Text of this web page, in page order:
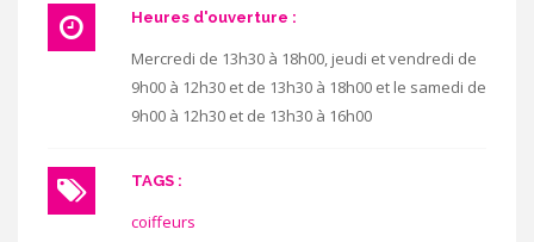
Heures d'ouverture :
Mercredi de 13h30 à 18h00, jeudi et vendredi de
9h00 à 12h30 et de 13h30 à 18h00 et le samedi de
9h00 à 12h30 et de 13h30 à 16h00
TAGS :
coiffeurs